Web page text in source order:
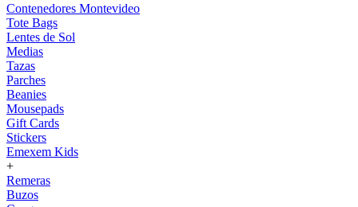
Contenedores Montevideo
Tote Bags
Lentes de Sol
Medias
Tazas
Parches
Beanies
Mousepads
Gift Cards
Stickers
Emexem Kids
+
Remeras
Buzos